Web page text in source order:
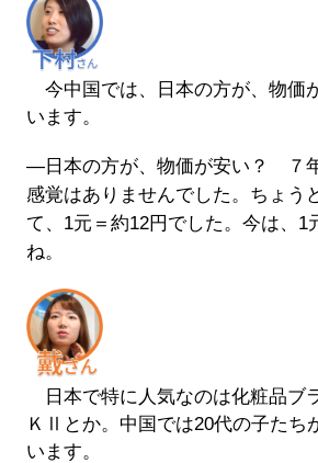
今中国では、日本の方が、物価
います。
―日本の方が、物価が安い？ ７
感覚はありませんでした。ちょう
て、1元＝約12円でした。今は、1
ね。
日本で特に人気なのは化粧品ブ
ＫⅡとか。中国では20代の子たち
います。